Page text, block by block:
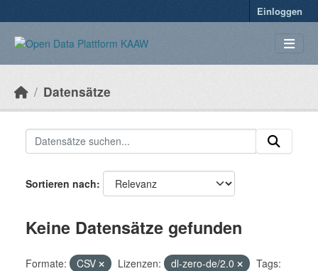
Einloggen
Datensätze
Sortieren nach
Keine Datensätze gefunden
Formate: CSV Lizenzen: dl-zero-de/2.0
Tags: